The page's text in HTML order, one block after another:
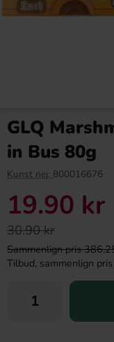
GLQ
in Bus 80g
Kunst nej: 800016676
19.90 kr
30.90 kr
Sammenlign pris
Tilbud, sammenlign